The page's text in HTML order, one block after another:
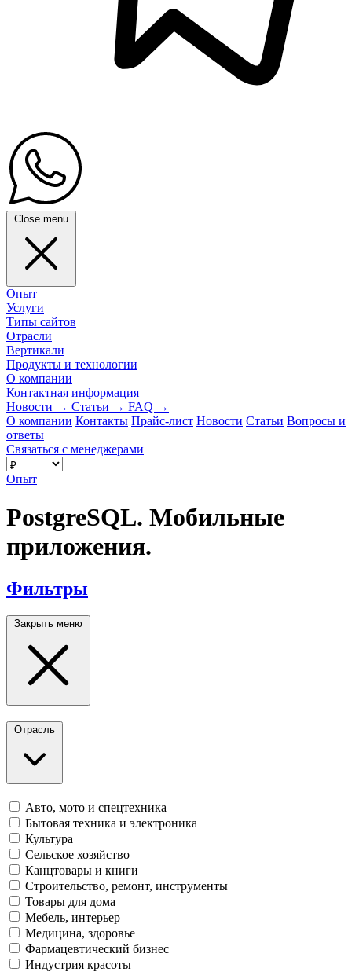
Close menu
Опыт
Услуги
Типы сайтов
Отрасли
Вертикали
Продукты и технологии
О компании
Контактная информация
Новости → Статьи → FAQ →
О компании Контакты Прайс-лист Новости Статьи Вопросы и
ответы
Связаться с менеджерами
Опыт
PostgreSQL. Мобильные
приложения.
Фильтры
Закрыть меню
Отрасль
Авто, мото и спецтехника
Бытовая техника и электроника
Культура
Сельское хозяйство
Канцтовары и книги
Строительство, ремонт, инструменты
Товары для дома
Мебель, интерьер
Медицина, здоровье
Фармацевтический бизнес
Индустрия красоты